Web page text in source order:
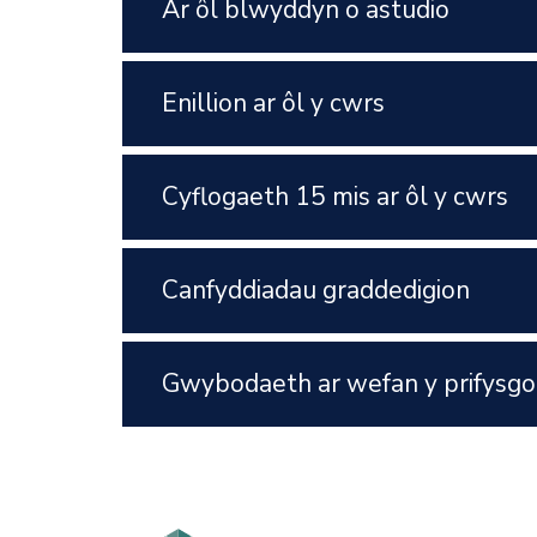
Ar ôl blwyddyn o astudio
Enillion ar ôl y cwrs
Cyflogaeth 15 mis ar ôl y cwrs
Canfyddiadau graddedigion
Gwybodaeth ar wefan y